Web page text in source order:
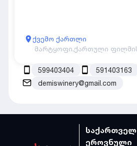
ქვემო ქართლი
მარტყოფი,ქართული
599403404
591403163
demiswinery@gmail.com
ეროვნული